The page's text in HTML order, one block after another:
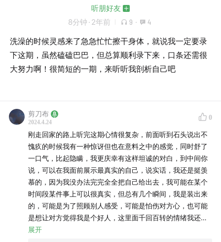
听朋好友
8分钟 · 2年前 9 · 4
洗澡的时候灵感来了急急忙忙擦干身体，就说我一定要录
下这期，虽然磕磕巴巴，但总算顺利录下来，口条还需很
大努力啊！很简短的一期，来听听我剖析自己吧
剪刀布
2024.4.24
0
刚走回家的路上听完这期心情很复杂，前面听到石头说出不
愧疚的时候我有一种惊讶但也在意料之中的感觉，同时舒了
一口气，比起隐瞒，我更庆幸有这样坦诚的对白，到中间你
说，可以在我面前展示最真实的自己，说实话，我还是挺羡
慕的，因为我没办法完完全全把自己给出去，我可能在某个
时间段某件事上可以很真实，但总有几个瞬间，我是装出来
的，可能是为了照顾别人感受，可能是怕伤对方心，也可能
是想让对方觉得我是个好人，这里面千回百转的情绪我还没
有捋清楚，又或者说很难单独把一种原因摘出来说，加上我
展开